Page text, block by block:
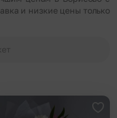
и низкие цены только